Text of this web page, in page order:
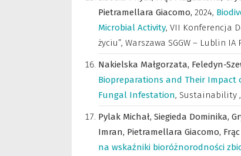
Pietramellara Giacomo, 2024,
Microbial Activity, VII Konferencja
życiu”, Warszawa SGGW – Lublin IA
Nakielska Małgorzata, Feledyn-
Biopreparations and Their Impact
Fungal Infestation, Sustainability ,
Pylak Michał, Siegieda Dominika,
Imran, Pietramellara Giacomo,
na wskaźniki bioróżnorodności